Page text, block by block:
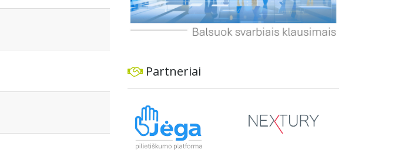
Partneriai